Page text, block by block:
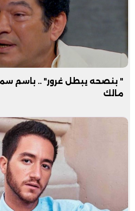
" بنصحه يبطل غرور" .. باسم
مالك